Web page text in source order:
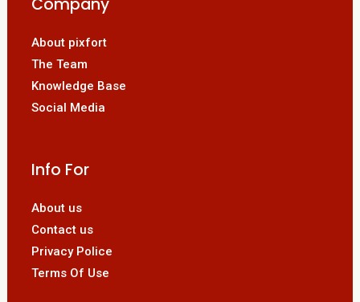
Company
About pixfort
The Team
Knowledge Base
Social Media
Info For
About us
Contact us
Privacy Police
Terms Of Use